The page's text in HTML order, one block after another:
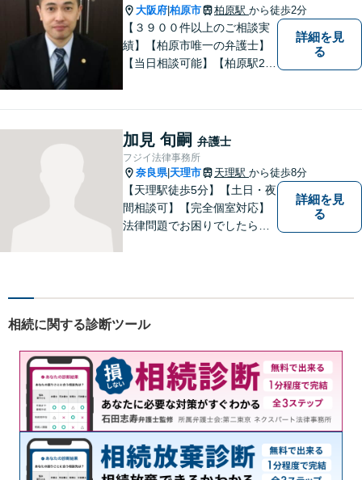
大阪府 柏原市 柏原駅 から徒歩2分
【３９００件以上のご相談実
績】【柏原市唯一の弁護士】
【当日相談可能】【柏原駅2
詳細を見
る
加見 旬嗣 弁護士
フジイ法律事務所
奈良県| 天理市 天理駅 から徒歩8分
【天理駅徒歩5分】【土日・夜
間相談可】【完全個室対応】
法律問題でお困りでしたらお
いたします。お早めのご相談
です。
詳細を見
る
相続に関する診断ツール